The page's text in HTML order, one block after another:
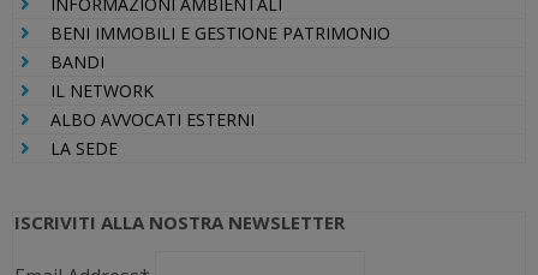
BENI IMMOBILI E GESTIONE PATRIMONIO
BANDI
IL NETWORK
ALBO AVVOCATI ESTERNI
LA SEDE
ISCRIVITI ALLA NOSTRA NEWSLETTER